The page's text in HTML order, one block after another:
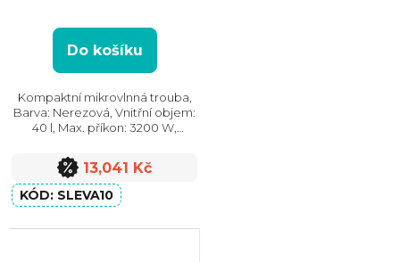
Do košíku
Kompaktní mikrovlnná trouba,
Barva: Nerezová, Vnitřní objem:
40 l, Max. příkon: 3200 W,
(VxŠxH): 455x595x560 mm,
Počet skel ve dvířkách: 3
13,041 Kč
SLEVA10